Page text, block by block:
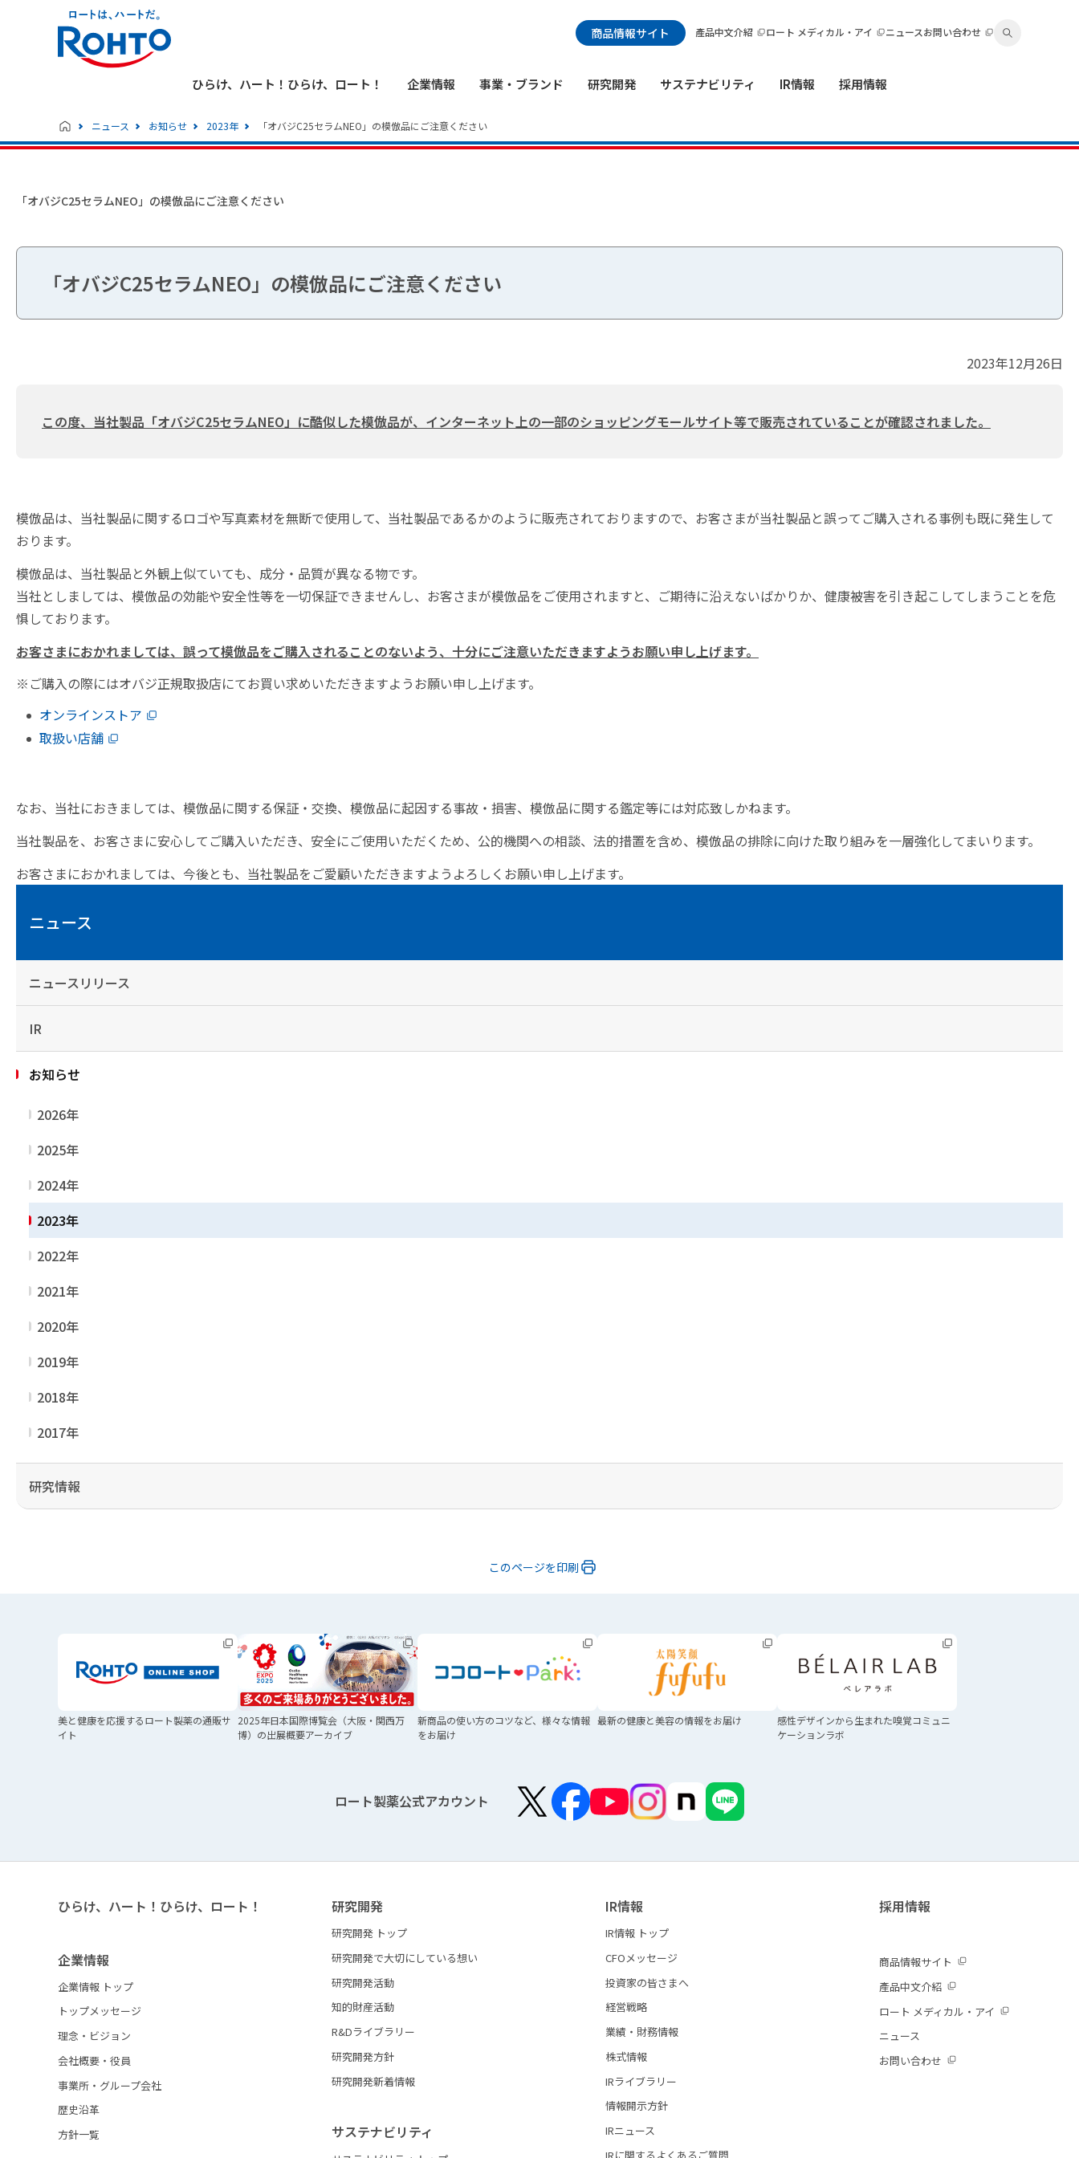
商品情報サイト 產品中文介紹 ロート メディカル・アイ ニュースお問い合わせ
検索メニュー
ひらけ、ハート！ひらけ、ロート！ 企業情報 事業・ブランド 研究開発 サステナビリティ IR情報 採用情報
ニュース お知らせ 2023年 「オバジC25セラムNEO」の模倣品にご注意ください
「オバジC25セラムNEO」の模倣品にご注意ください
「オバジC25セラムNEO」の模倣品にご注意ください
2023年12月26日
この度、当社製品「オバジC25セラムNEO」に酷似した模倣品が、インターネット上の一部のショッピングモールサイト等で販売されていることが確認されました。
模倣品は、当社製品に関するロゴや写真素材を無断で使用して、当社製品であるかのように販売されておりますので、お客さまが当社製品と誤ってご購入される事例も既に発生して
おります。
模倣品は、当社製品と外観上似ていても、成分・品質が異なる物です。
当社としましては、模倣品の効能や安全性等を一切保証できませんし、お客さまが模倣品をご使用されますと、ご期待に沿えないばかりか、健康被害を引き起こしてしまうことを危
惧しております。
お客さまにおかれましては、誤って模倣品をご購入されることのないよう、十分にご注意いただきますようお願い申し上げます。
※ご購入の際にはオバジ正規取扱店にてお買い求めいただきますようお願い申し上げます。
オンラインストア
取扱い店舗
なお、当社におきましては、模倣品に関する保証・交換、模倣品に起因する事故・損害、模倣品に関する鑑定等には対応致しかねます。
当社製品を、お客さまに安心してご購入いただき、安全にご使用いただくため、公的機関への相談、法的措置を含め、模倣品の排除に向けた取り組みを一層強化してまいります。
お客さまにおかれましては、今後とも、当社製品をご愛顧いただきますようよろしくお願い申し上げます。
ニュース
ニュースリリース
IR
お知らせ
2026年
2025年
2024年
2023年
2022年
2021年
2020年
2019年
2018年
2017年
研究情報
このページを印刷
美と健康を応援するロート製薬の通販サ
イト
2025年日本国際博覧会 （大阪・関西万
博）の出展概要アーカイブ
新商品の使い方のコツなど、 様々な情報
をお届け
最新の健康と美容の情報をお届け 感性デザインから生まれた嗅覚コミュニ
ケーションラボ
ロート製薬公式アカウント
ひらけ、ハート！ひらけ、ロート！
企業情報
企業情報 トップ
トップメッセージ
理念・ビジョン
会社概要・役員
事業所・グループ会社
歴史沿革
方針一覧
研究開発
研究開発 トップ
研究開発で大切にしている想い
研究開発活動
知的財産活動
R&Dライブラリー
研究開発方針
研究開発新着情報
サステナビリティ
IR情報
IR情報 トップ
CFOメッセージ
投資家の皆さまへ
経営戦略
業績・財務情報
株式情報
IRライブラリー
情報開示方針
IRニュース
IRに関するよくあるご質問
採用情報
商品情報サイト
產品中文介紹
ロート メディカル・アイ
ニュース
お問い合わせ